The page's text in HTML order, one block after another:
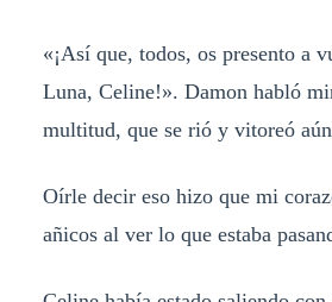
«¡Así que, todos, os presento a
Luna, Celine!». Damon habló
multitud, que se rió y vitoreó
Oírle decir eso hizo que mi
añicos al ver lo que estaba